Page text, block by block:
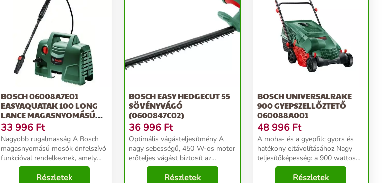
BOSCH 06008A7E01
EASYAQUATAK 100 LONG
LANCE MAGASNYOMÁSÚ
MOSÓ
33 996 Ft
Nagyobb rugalmasság A Bosch
magasnyomású mosók önfelszívó
funkcióval rendelkeznek, amely
külső vízforrással (pl. esővízgyűjtő
tartállyal vagy szállítótartállyal)
Részletek
BOSCH EASY HEDGECUT 55
SÖVÉNYVÁGÓ
(0600847C02)
36 996 Ft
Optimális vágásteljesítmény A
nagy sebességű, 450 W-os motor
erőteljes vágást biztosít az
egyenletesen precíz és kiváló
eredményért. Könnyű és jólRészletek
BOSCH UNIVERSALRAKE
900 GYEPSZELLŐZTETŐ
060088A001
48 996 Ft
A moha- és a gyepfilc gyors és
hatékony eltávolításához Nagy
teljesítőképesség: a 900 wattos
Powerdrive motor és a „Jet-
Collect” rendszer kombinációja
Részletek